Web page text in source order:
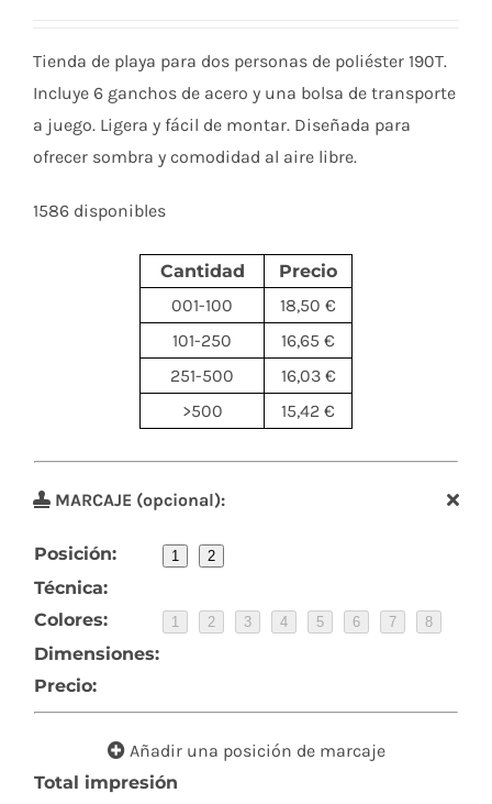
Tienda de playa para dos personas de poliéster 190T.
Incluye 6 ganchos de acero y una bolsa de transporte
a juego. Ligera y fácil de montar. Diseñada para
ofrecer sombra y comodidad al aire libre.
1586 disponibles
Cantidad
Precio
001-100
18,50 €
101-250
16,65 €
251-500
16,03 €
>500
15,42 €
MARCAJE (opcional):
Posición: 1 2
Técnica:
Colores:
1 2 3 4 5 6 7 8
Dimensiones:
Precio:
Añadir una posición de marcaje
Total impresión